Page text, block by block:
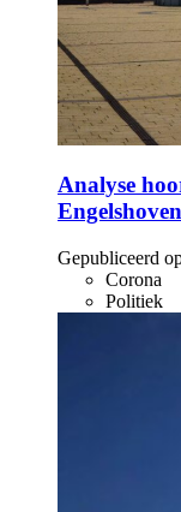
Analyse
Gepubliceerd
Corona
Politiek